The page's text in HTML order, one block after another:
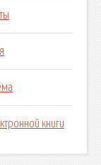
книги